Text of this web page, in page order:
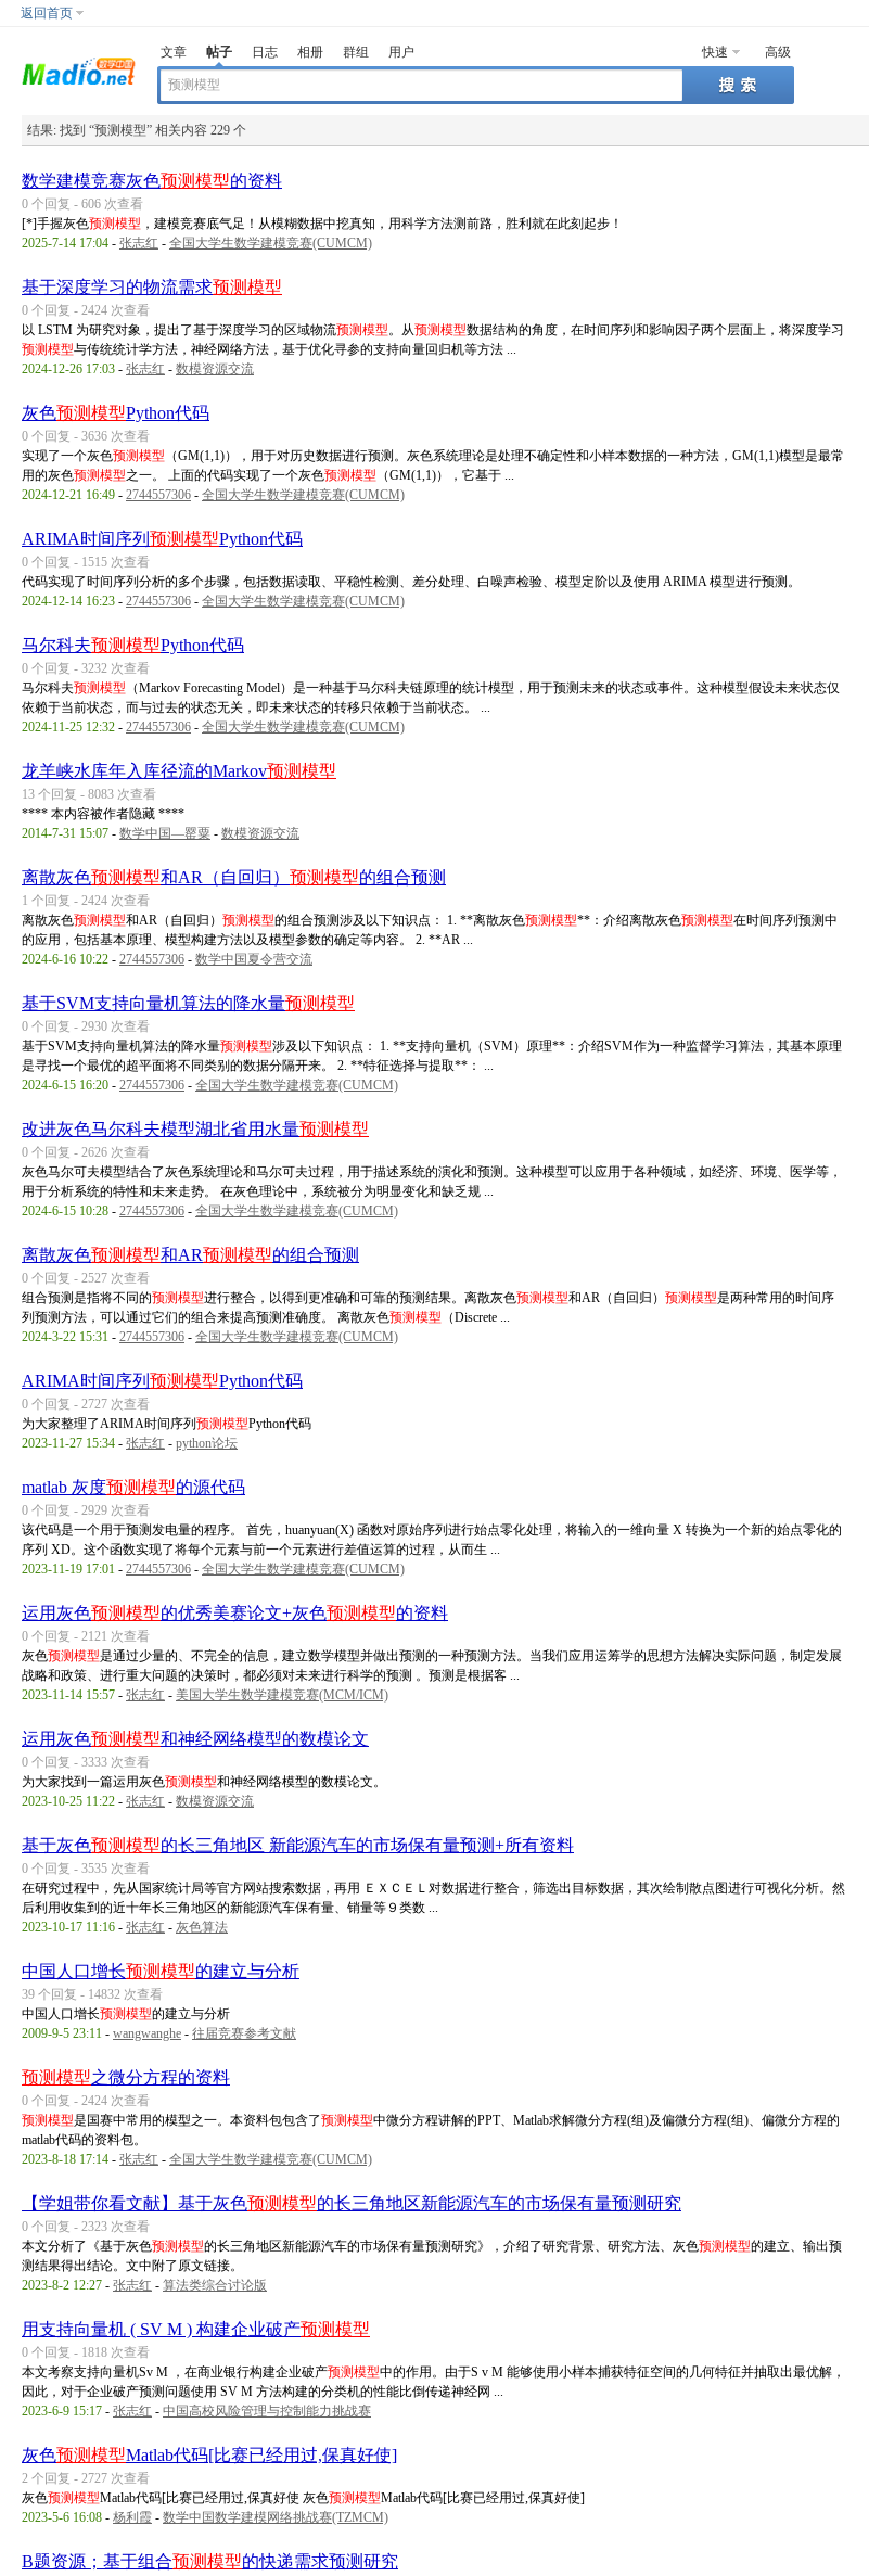
返回首页
快速 高级
文章 帖子 日志 相册 群组 用户
结果: 找到 “预测模型” 相关内容 229 个
数学建模竞赛灰色预测模型的资料
0 个回复 - 606 次查看
[*]手握灰色预测模型 ，建模竞赛底气足！从模糊数据中挖真知，用科学方法测前路，胜利就在此刻起步！
2025-7-14 17:04 - 张志红 - 全国大学生数学建模竞赛(CUMCM)
基于深度学习的物流需求预测模型
0 个回复 - 2424 次查看
以 LSTM 为研究对象，提出了基于深度学习的区域物流预测模型。从预测模型数据结构的角度，在时间序列和影响因子两个层面上，将深度学习
预测模型与传统统计学方法，神经网络方法，基于优化寻参的支持向量回归机等方法 ...
2024-12-26 17:03 - 张志红 - 数模资源交流
灰色预测模型Python代码
0 个回复 - 3636 次查看
实现了一个灰色预测模型 （GM(1,1)），用于对历史数据进行预测。灰色系统理论是处理不确定性和小样本数据的一种方法，GM(1,1)模型是最常
用的灰色预测模型之一。 上面的代码实现了一个灰色预测模型 （GM(1,1)），它基于 ...
2024-12-21 16:49 - 2744557306 - 全国大学生数学建模竞赛(CUMCM)
ARIMA时间序列 预测模型Python代码
0 个回复 - 1515 次查看
代码实现了时间序列分析的多个步骤，包括数据读取、平稳性检测、差分处理、白噪声检验、模型定阶以及使用 ARIMA 模型进行预测。
2024-12-14 16:23 - 2744557306 - 全国大学生数学建模竞赛(CUMCM)
马尔科夫预测模型Python代码
0 个回复 - 3232 次查看
马尔科夫预测模型 （Markov Forecasting Model）是一种基于马尔科夫链原理的统计模型，用于预测未来的状态或事件。这种模型假设未来状态仅
依赖于当前状态，而与过去的状态无关，即未来状态的转移只依赖于当前状态。 ...
2024-11-25 12:32 - 2744557306 - 全国大学生数学建模竞赛(CUMCM)
龙羊峡水库年入库径流的Markov预测模型
13 个回复 - 8083 次查看
**** 本内容被作者隐藏 ****
2014-7-31 15:07 - 数学中国—罂粟 - 数模资源交流
离散灰色预测模型和AR（自回归） 预测模型的组合预测
1 个回复 - 2424 次查看
离散灰色预测模型和AR（自回归） 预测模型的组合预测涉及以下知识点： 1. **离散灰色预测模型**：介绍离散灰色预测模型在时间序列预测中
的应用，包括基本原理、模型构建方法以及模型参数的确定等内容。 2. **AR ...
2024-6-16 10:22 - 2744557306 - 数学中国夏令营交流
基于SVM支持向量机算法的降水量预测模型
0 个回复 - 2930 次查看
基于SVM支持向量机算法的降水量预测模型涉及以下知识点： 1. **支持向量机（SVM）原理**：介绍SVM作为一种监督学习算法，其基本原理
是寻找一个最优的超平面将不同类别的数据分隔开来。 2. **特征选择与提取**： ...
2024-6-15 16:20 - 2744557306 - 全国大学生数学建模竞赛(CUMCM)
改进灰色马尔科夫模型湖北省用水量预测模型
0 个回复 - 2626 次查看
灰色马尔可夫模型结合了灰色系统理论和马尔可夫过程，用于描述系统的演化和预测。这种模型可以应用于各种领域，如经济、环境、医学等，
用于分析系统的特性和未来走势。 在灰色理论中，系统被分为明显变化和缺乏规 ...
2024-6-15 10:28 - 2744557306 - 全国大学生数学建模竞赛(CUMCM)
离散灰色预测模型和AR预测模型的组合预测
0 个回复 - 2527 次查看
组合预测是指将不同的预测模型进行整合，以得到更准确和可靠的预测结果。离散灰色预测模型和AR（自回归） 预测模型是两种常用的时间序
列预测方法，可以通过它们的组合来提高预测准确度。 离散灰色预测模型 （Discrete ...
2024-3-22 15:31 - 2744557306 - 全国大学生数学建模竞赛(CUMCM)
ARIMA时间序列 预测模型Python代码
0 个回复 - 2727 次查看
为大家整理了ARIMA时间序列 预测模型Python代码
2023-11-27 15:34 - 张志红 - python论坛
matlab 灰度预测模型的源代码
0 个回复 - 2929 次查看
该代码是一个用于预测发电量的程序。 首先，huanyuan(X) 函数对原始序列进行始点零化处理，将输入的一维向量 X 转换为一个新的始点零化的
序列 XD。这个函数实现了将每个元素与前一个元素进行差值运算的过程，从而生 ...
2023-11-19 17:01 - 2744557306 - 全国大学生数学建模竞赛(CUMCM)
运用灰色预测模型的优秀美赛论文+灰色预测模型的资料
0 个回复 - 2121 次查看
灰色预测模型是通过少量的、不完全的信息，建立数学模型并做出预测的一种预测方法。当我们应用运筹学的思想方法解决实际问题，制定发展
战略和政策、进行重大问题的决策时，都必须对未来进行科学的预测 。预测是根据客 ...
2023-11-14 15:57 - 张志红 - 美国大学生数学建模竞赛(MCM/ICM)
运用灰色预测模型和神经网络模型的数模论文
0 个回复 - 3333 次查看
为大家找到一篇运用灰色预测模型和神经网络模型的数模论文。
2023-10-25 11:22 - 张志红 - 数模资源交流
基于灰色预测模型的长三角地区 新能源汽车的市场保有量预测+所有资料
0 个回复 - 3535 次查看
在研究过程中，先从国家统计局等官方网站搜索数据，再用 ＥＸＣＥＬ对数据进行整合，筛选出目标数据，其次绘制散点图进行可视化分析。然
后利用收集到的近十年长三角地区的新能源汽车保有量、销量等９类数 ...
2023-10-17 11:16 - 张志红 - 灰色算法
中国人口增长预测模型的建立与分析
39 个回复 - 14832 次查看
中国人口增长预测模型的建立与分析
2009-9-5 23:11 - wangwanghe - 往届竞赛参考文献
预测模型之微分方程的资料
0 个回复 - 2424 次查看
预测模型是国赛中常用的模型之一。本资料包包含了预测模型中微分方程讲解的PPT、Matlab求解微分方程(组)及偏微分方程(组)、偏微分方程的
matlab代码的资料包。
2023-8-18 17:14 - 张志红 - 全国大学生数学建模竞赛(CUMCM)
【学姐带你看文献】基于灰色预测模型的长三角地区新能源汽车的市场保有量预测研究
0 个回复 - 2323 次查看
本文分析了《基于灰色预测模型的长三角地区新能源汽车的市场保有量预测研究》，介绍了研究背景、研究方法、灰色预测模型的建立、输出预
测结果得出结论。文中附了原文链接。
2023-8-2 12:27 - 张志红 - 算法类综合讨论版
用支持向量机 ( SV M ) 构建企业破产预测模型
0 个回复 - 1818 次查看
本文考察支持向量机Sv M ，在商业银行构建企业破产预测模型中的作用。由于S v M 能够使用小样本捕获特征空间的几何特征并抽取出最优解，
因此，对于企业破产预测问题使用 SV M 方法构建的分类机的性能比倒传递神经网 ...
2023-6-9 15:17 - 张志红 - 中国高校风险管理与控制能力挑战赛
灰色预测模型Matlab代码[比赛已经用过,保真好使]
2 个回复 - 2727 次查看
灰色预测模型Matlab代码[比赛已经用过,保真好使 灰色预测模型Matlab代码[比赛已经用过,保真好使]
2023-5-6 16:08 - 杨利霞 - 数学中国数学建模网络挑战赛(TZMCM)
B题资源；基于组合预测模型的快递需求预测研究